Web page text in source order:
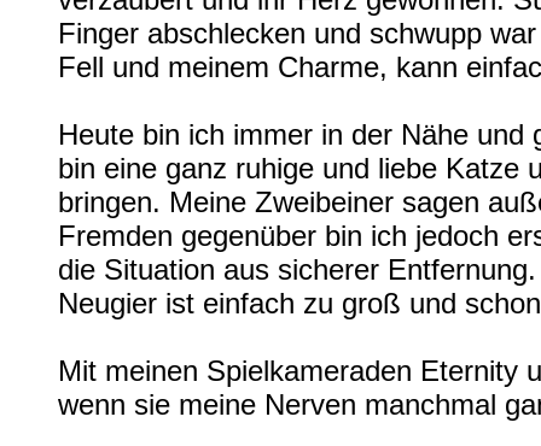
Finger abschlecken und schwupp
Fell und meinem Charme, kann
Heute bin ich immer in der Nähe
bin eine ganz ruhige und liebe Katze
bringen. Meine Zweibeiner sagen
Fremden gegenüber bin ich jedoch
die Situation aus sicherer
Neugier ist einfach zu groß und
Mit meinen Spielkameraden Eternity
wenn sie meine Nerven manchmal